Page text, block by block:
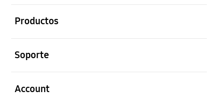
Productos
Soporte
Account